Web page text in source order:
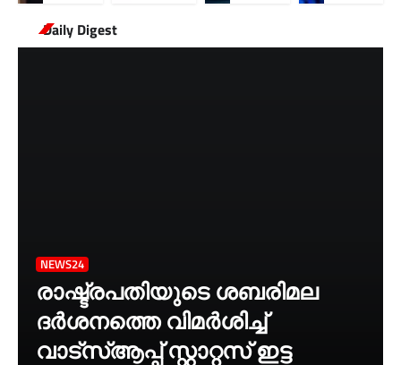
Daily Digest
NEWS24
രാഷ്ട്രപതിയുടെ ശബരിമല
ദർശനത്തെ വിമർശിച്ച്
വാട്‌സ്ആപ്പ് സ്റ്റാറ്റസ് ഇട്ട